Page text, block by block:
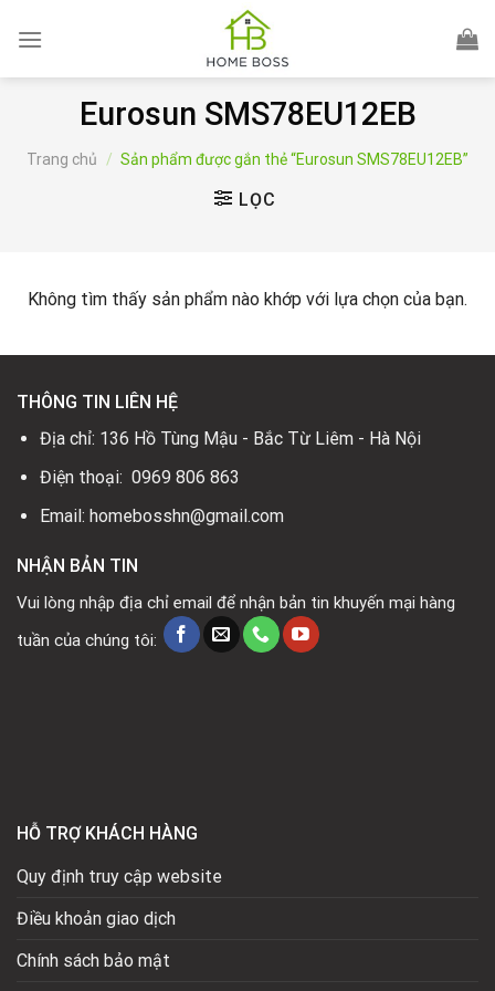
Eurosun SMS78EU12EB
Trang chủ / Sản phẩm được gắn thẻ “Eurosun SMS78EU12EB”
LỌC
Không tìm thấy sản phẩm nào khớp với lựa chọn của bạn.
THÔNG TIN LIÊN HỆ
Địa chỉ: 136 Hồ Tùng Mậu - Bắc Từ Liêm - Hà Nội
Điện thoại: 0969 806 863
Email: homebosshn@gmail.com
NHẬN BẢN TIN
Vui lòng nhập địa chỉ email để nhận bản tin khuyến mại hàng
tuần của chúng tôi:
HỖ TRỢ KHÁCH HÀNG
Quy định truy cập website
Điều khoản giao dịch
Chính sách bảo mật